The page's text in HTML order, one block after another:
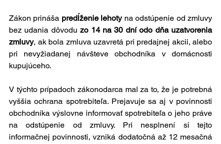
Zákon prináša predĺženie lehoty na odstúpenie od zmluvy
bez udania dôvodu zo 14 na 30 dní odo dňa uzatvorenia
zmluvy, ak bola zmluva uzavretá pri predajnej akcii, alebo
pri nevyžiadanej návšteve obchodníka v domácnosti
kupujúceho.
V týchto prípadoch zákonodarca mal za to, že je potrebná
vyššia ochrana spotrebiteľa. Prejavuje sa aj v povinnosti
obchodníka výslovne informovať spotrebiteľa o jeho práve
na odstúpenie od zmluvy. Pri nesplnení si tejto
informačnej povinnosti, vzniká dodatočná až 12 mesačná